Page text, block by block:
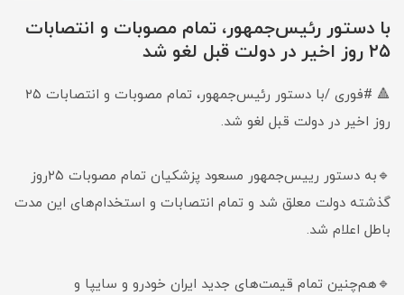
با دستور رئیس‌جمهور، تمام مصوبات و انتصابات
۲۵ روز اخیر در دولت قبل لغو شد
🔺 #فوری /با دستور رئیس‌جمهور، تمام مصوبات و انتصابات ۲۵
روز اخیر در دولت قبل لغو شد.
🔹به دستور رییس‌جمهور مسعود پزشکیان تمام ‎مصوبات ۲۵روز
گذشته دولت ‎معلق شد و تمام انتصابات و استخدام‌های این مدت
🔹هم‌چنین تمام ‎قیمت‌های جدید ایران خودرو و سایپا و